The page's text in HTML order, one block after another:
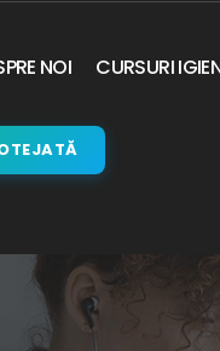
NOI CURSURI